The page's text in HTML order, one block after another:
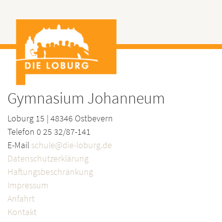
Gymnasium Johanneum
Loburg 15 | 48346 Ostbevern
Telefon 0 25 32/87-141
E-Mail schule@die-loburg.de
Datenschutzerklärung
Haftungsbeschränkung
Impressum
Anfahrt
Kontakt